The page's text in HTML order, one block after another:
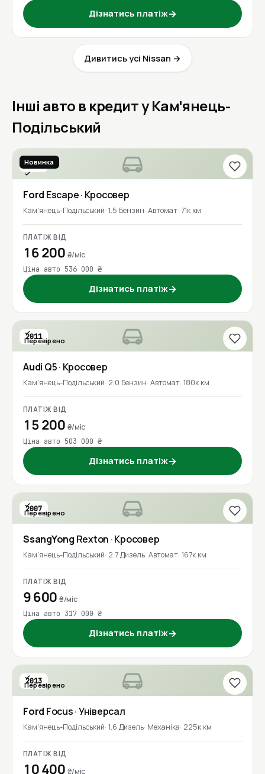
Дізнатись платіж→
Дивитись усі Nissan →
Інші авто в кредит у Кам'янець-
Подільський
2019
Новинка
Перевірено
Ford Escape· Кросовер
Кам'янець-Подільський 1.5 Бензин Автомат 71к км
ПЛАТІЖ ВІД
16 200 ₴/міс
Ціна авто 536 000 ₴
Дізнатись платіж→
2011
Перевірено
Audi Q5· Кросовер
Кам'янець-Подільський 2.0 Бензин Автомат 180к км
ПЛАТІЖ ВІД
15 200 ₴/міс
Ціна авто 503 000 ₴
Дізнатись платіж→
2007
Перевірено
SsangYong Rexton · Кросовер
Кам'янець-Подільський 2.7 Дизель Автомат 167к км
ПЛАТІЖ ВІД
9 600₴/міс
Ціна авто 317 000 ₴
Дізнатись платіж→
2013
Перевірено
Ford Focus· Універсал
Кам'янець-Подільський 1.6 Дизель Механіка 225к км
ПЛАТІЖ ВІД
10 400 ₴/міс